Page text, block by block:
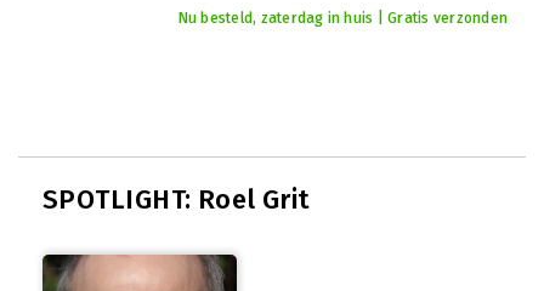
Nu besteld, zaterdag in huis | Gratis verzonden
SPOTLIGHT: Roel Grit